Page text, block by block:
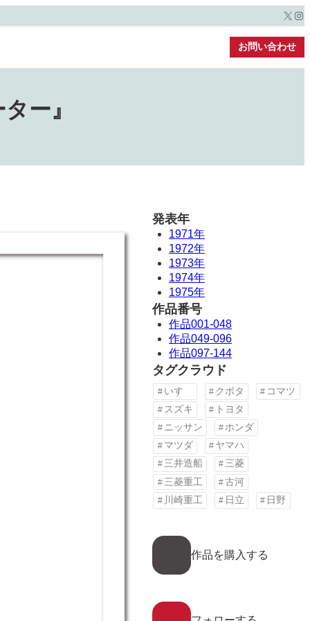
X
お問い合わせ
ー』
発表年
1971年
1972年
1973年
1974年
1975年
作品番号
作品001-048
作品049-096
作品097-144
タグクラウド
いすゞ クボタ
コマツ
スズキ
トヨタ
ニッサン
ホンダ
マツダ
ヤマハ
三井造船
三菱
三菱重工
古河
川崎重工
日立 日野
ア
コ
ン
ク
作品を購入する
ア